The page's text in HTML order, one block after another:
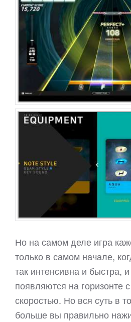
Но на самом деле игра
только в самом начале,
так интенсивна и быстра,
появляются на горизонте
скоростью. Но вся суть в
больше вы правильно